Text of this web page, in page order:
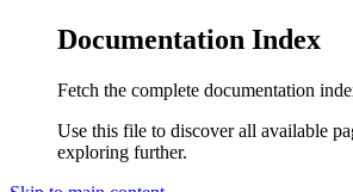
Documentation Index
Fetch the complete documentation
Use this file to discover all available
exploring further.